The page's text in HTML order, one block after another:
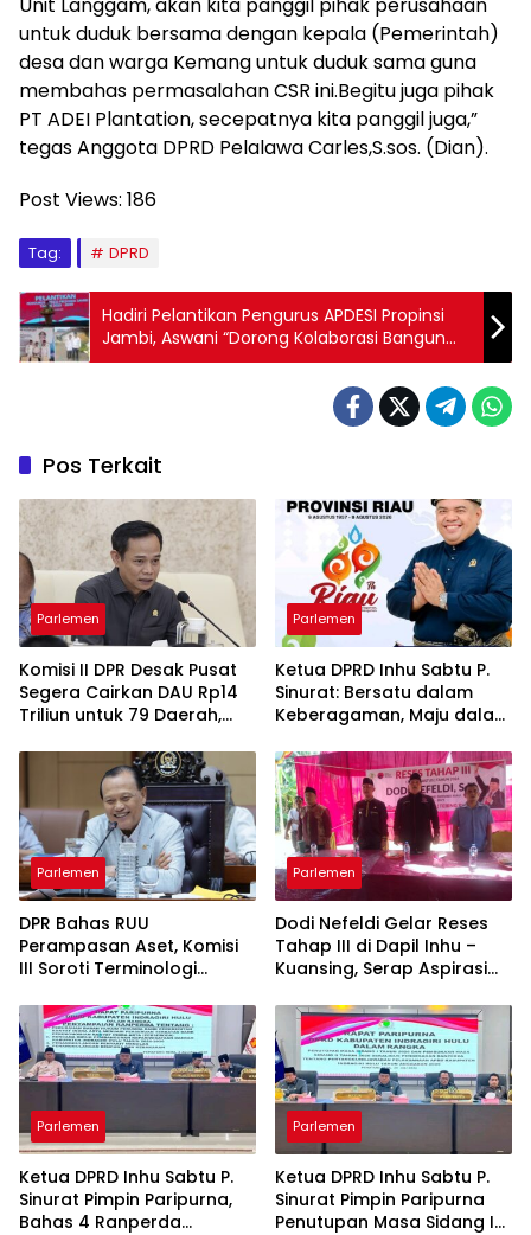
untuk duduk bersama dengan kepala (Pemerintah)
desa dan warga Kemang untuk duduk sama guna
membahas permasalahan CSR ini.Begitu juga pihak
PT ADEI Plantation, secepatnya kita panggil juga,”
tegas Anggota DPRD Pelalawa Carles,S.sos. (Dian).
Post Views: 186
Tag: DPRD
Hadiri Pelantikan Pengurus APDESI Propinsi
Jambi, Aswani “Dorong Kolaborasi Bangun
Desa Maju”
Pos Terkait
Parlemen
Komisi II DPR Desak Pusat
Segera Cairkan DAU Rp14
Triliun untuk 79 Daerah,
Parlemen
Ketua DPRD Inhu Sabtu P.
Sinurat: Bersatu dalam
Keberagaman, Maju dalam
69 Provinsi Riau
Parlemen
DPR Bahas RUU
Perampasan Aset, Komisi
III Soroti Terminologi
“Pemulihan”
Parlemen
Dodi Nefeldi Gelar Reses
Tahap III di Dapil Inhu –
Kuansing, Serap Aspirasi
Pendidikan
Parlemen
Ketua DPRD Inhu Sabtu P.
Sinurat Pimpin Paripurna,
Bahas 4 Ranperda
Parlemen
Ketua DPRD Inhu Sabtu P.
Sinurat Pimpin Paripurna
Penutupan Masa Sidang I